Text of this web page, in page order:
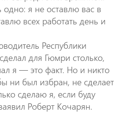
одно: я не оставлю вас в
всех работать день и
Республики
для Гюмри столько,
я — это факт. Но и никто
ни был избран, не сделает
сделаю я, если буду
Роберт Кочарян.